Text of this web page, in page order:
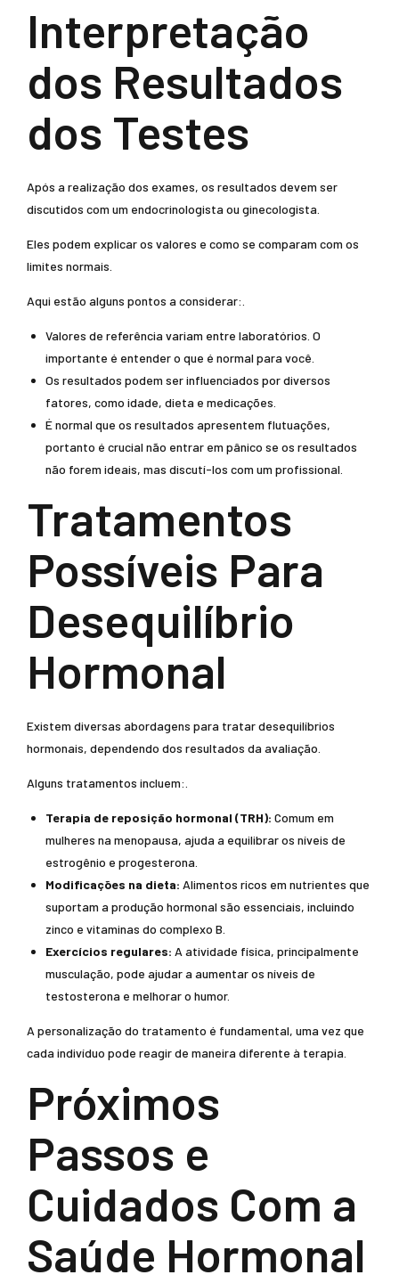
Interpretação
dos Resultados
dos Testes
Após a realização dos exames, os resultados devem ser
discutidos com um endocrinologista ou ginecologista.
Eles podem explicar os valores e como se comparam com os
limites normais.
Aqui estão alguns pontos a considerar:.
Valores de referência variam entre laboratórios. O
importante é entender o que é normal para você.
Os resultados podem ser influenciados por diversos
fatores, como idade, dieta e medicações.
É normal que os resultados apresentem flutuações,
portanto é crucial não entrar em pânico se os resultados
não forem ideais, mas discutí-los com um profissional.
Tratamentos
Possíveis Para
Desequilíbrio
Hormonal
Existem diversas abordagens para tratar desequilíbrios
hormonais, dependendo dos resultados da avaliação.
Alguns tratamentos incluem:.
Terapia de reposição hormonal (TRH): Comum em
mulheres na menopausa, ajuda a equilibrar os níveis de
estrogênio e progesterona.
Modificações na dieta: Alimentos ricos em nutrientes que
suportam a produção hormonal são essenciais, incluindo
zinco e vitaminas do complexo B.
Exercícios regulares: A atividade física, principalmente
musculação, pode ajudar a aumentar os níveis de
testosterona e melhorar o humor.
A personalização do tratamento é fundamental, uma vez que
cada indivíduo pode reagir de maneira diferente à terapia.
Próximos
Passos e
Cuidados Com a
Saúde Hormonal